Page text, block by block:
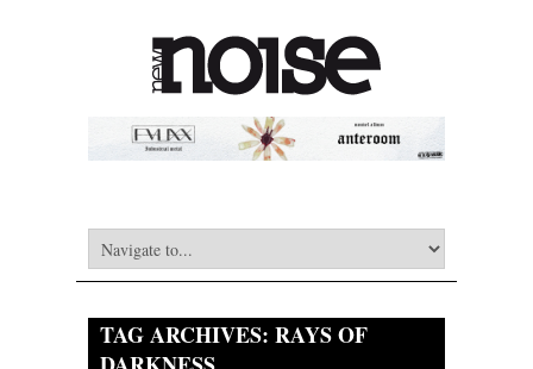
TAG ARCHIVES: RAYS OF